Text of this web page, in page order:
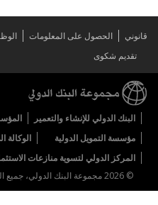
قانوني الحصول على المعلومات
تقديم شكوى
البنك الدولي للإنشاء والتعمير
مؤسسة التمويل الدولية
الوكالة
المركز الدولي لتسوية منازعات
© 2026 مجموعة البنك الدولي، جميع الحقوق محفوظة.